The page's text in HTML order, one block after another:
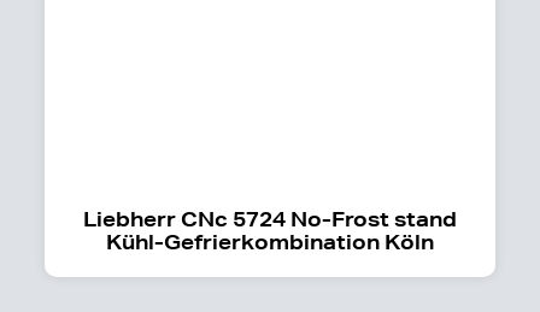
Liebherr CNc 5724 No-Frost stand
Kühl-Gefrierkombination Köln